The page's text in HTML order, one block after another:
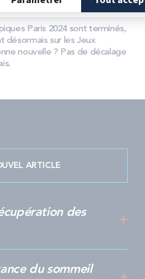
Paris 2024 sont terminés,
désormais sur les Jeux
nouvelle ? Pas de décalage
ARTICLE
des
du sommeil